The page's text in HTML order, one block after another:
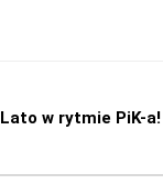
Lato w rytmie PiK-a!